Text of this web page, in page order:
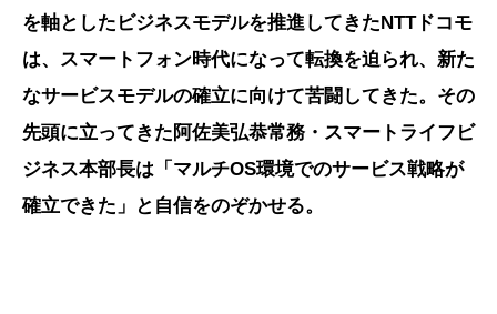
を軸としたビジネスモデルを推進してきたNTTドコモ
は、スマートフォン時代になって転換を迫られ、新た
なサービスモデルの確立に向けて苦闘してきた。その
先頭に立ってきた阿佐美弘恭常務・スマートライフビ
ジネス本部長は「マルチOS環境でのサービス戦略が
確立できた」と自信をのぞかせる。